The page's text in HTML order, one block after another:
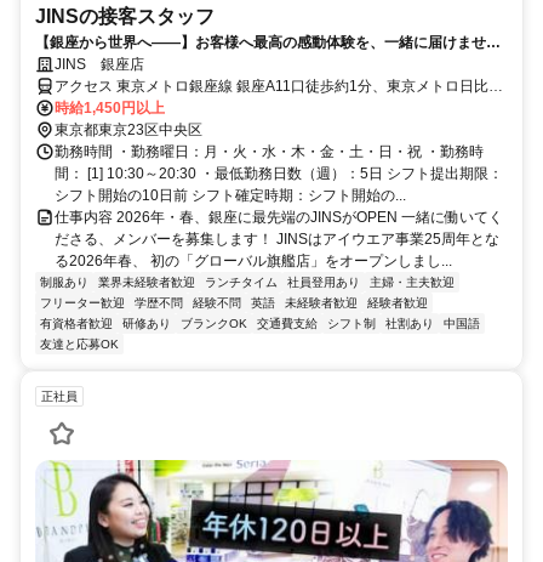
JINSの接客スタッフ
【銀座から世界へ――】お客様へ最高の感動体験を、一緒に届けません
か？JINS 銀座店
アクセス 東京メトロ銀座線 銀座A11口徒歩約1分、東京メトロ日比谷
線 銀座A11口徒歩約2分、東京メトロ丸ノ内線 銀座A11口徒歩約2分
東京メトロ銀座線銀座駅（A11口）より徒歩1分
時給1,450円以上
東京都東京23区中央区
勤務時間 ・勤務曜日：月・火・水・木・金・土・日・祝 ・勤務時
間： [1] 10:30～20:30 ・最低勤務日数（週）：5日 シフト提出期限：
シフト開始の10日前 シフト確定時期：シフト開始の...
仕事内容 2026年・春、銀座に最先端のJINSがOPEN 一緒に働いてく
ださる、メンバーを募集します！ JINSはアイウエア事業25周年とな
る2026年春、 初の「グローバル旗艦店」をオープンしまし...
制服あり 業界未経験者歓迎 ランチタイム 社員登用あり
主婦・主夫歓迎
フリーター歓迎
学歴不問 経験不問 英語 未経験者歓迎
経験者歓迎
有資格者歓迎
研修あり ブランクOK 交通費支給 シフト制 社割あり
中国語
友達と応募OK
正社員